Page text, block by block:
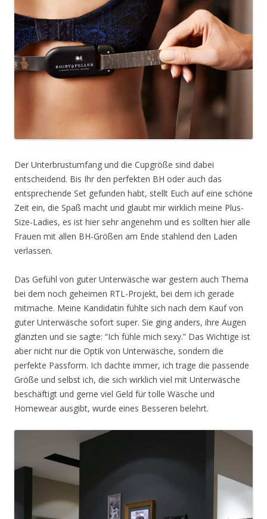
Der Unterbrustumfang und die Cupgröße sind dabei
entscheidend. Bis Ihr den perfekten BH oder auch das
entsprechende Set gefunden habt, stellt Euch auf eine schöne
Zeit ein, die Spaß macht und glaubt mir wirklich meine Plus-
Size-Ladies, es ist hier sehr angenehm und es sollten hier alle
Frauen mit allen BH-Größen am Ende stahlend den Laden
verlassen.
Das Gefühl von guter Unterwäsche war gestern auch Thema
bei dem noch geheimen RTL-Projekt, bei dem ich gerade
mitmache. Meine Kandidatin fühlte sich nach dem Kauf von
guter Unterwäsche sofort super. Sie ging anders, ihre Augen
glänzten und sie sagte: “Ich fühle mich sexy.” Das Wichtige ist
aber nicht nur die Optik von Unterwäsche, sondern die
perfekte Passform. Ich dachte immer, ich trage die passende
Größe und selbst ich, die sich wirklich viel mit Unterwäsche
beschäftigt und gerne viel Geld für tolle Wäsche und
Homewear ausgibt, wurde eines Besseren belehrt.